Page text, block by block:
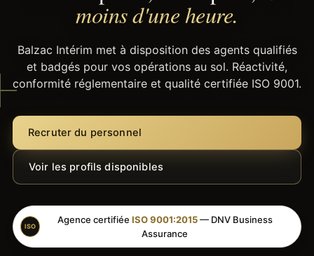
moins d'une heure.
Balzac Intérim met à disposition des agents qualifiés
et badgés pour vos opérations au sol. Réactivité,
conformité réglementaire et qualité certifiée ISO 9001.
Recruter du personnel
Voir les profils disponibles
ISO
Agence certifiée ISO 9001:2015— DNV Business
Assurance